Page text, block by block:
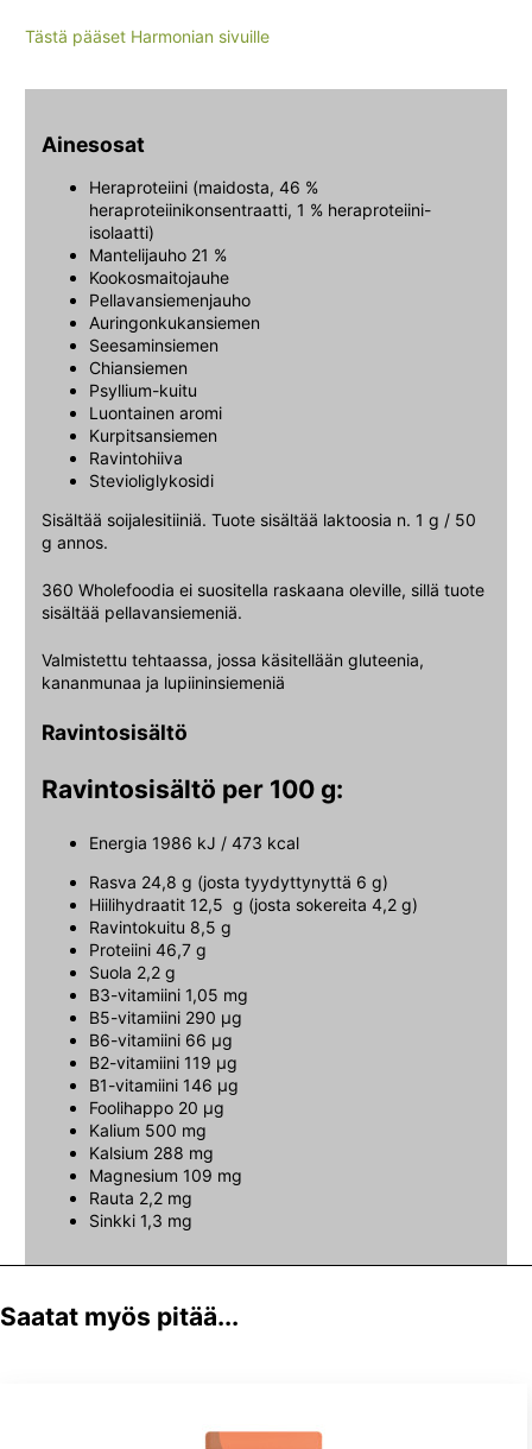
Tästä pääset Harmonian sivuille
Ainesosat
Heraproteiini (maidosta, 46 %
heraproteiinikonsentraatti, 1 % heraproteiini-
isolaatti)
Mantelijauho 21 %
Kookosmaitojauhe
Pellavansiemenjauho
Auringonkukansiemen
Seesaminsiemen
Chiansiemen
Psyllium-kuitu
Luontainen aromi
Kurpitsansiemen
Ravintohiiva
Stevioliglykosidi
Sisältää soijalesitiiniä. Tuote sisältää laktoosia n. 1 g / 50
g annos.
360 Wholefoodia ei suositella raskaana oleville, sillä tuote
sisältää pellavansiemeniä.
Valmistettu tehtaassa, jossa käsitellään gluteenia,
kananmunaa ja lupiininsiemeniä
Ravintosisältö
Ravintosisältö per 100 g:
Energia 1986 kJ / 473 kcal
Rasva 24,8 g (josta tyydyttynyttä 6 g)
Hiilihydraatit 12,5 g (josta sokereita 4,2 g)
Ravintokuitu 8,5 g
Proteiini 46,7 g
Suola 2,2 g
B3-vitamiini 1,05 mg
B5-vitamiini 290 µg
B6-vitamiini 66 µg
B2-vitamiini 119 µg
B1-vitamiini 146 µg
Foolihappo 20 µg
Kalium 500 mg
Kalsium 288 mg
Magnesium 109 mg
Rauta 2,2 mg
Sinkki 1,3 mg
Saatat myös pitää...